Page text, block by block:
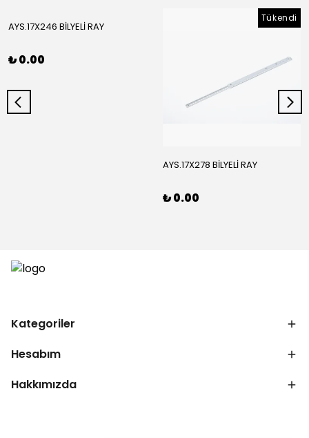
AYS.17X246 BİLYELİ RAY
₺ 0.00
Tükendi
AYS.17X278 BİLYELİ RAY
₺ 0.00
Kategoriler
Hesabım
Hakkımızda